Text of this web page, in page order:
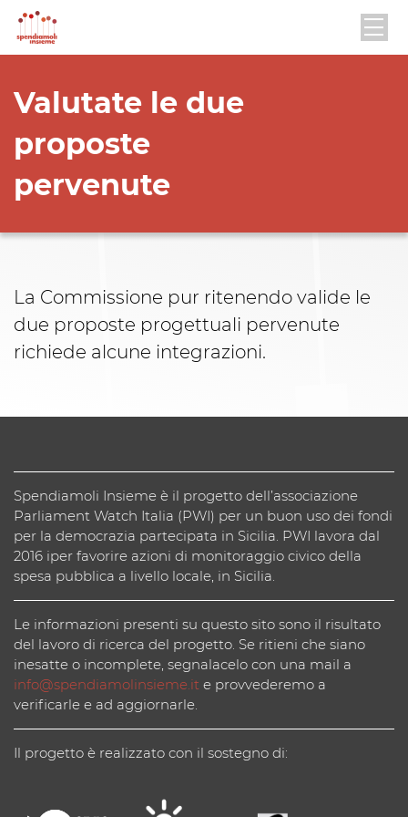
Valutate le due
proposte
pervenute
La Commissione pur ritenendo valide le
due proposte progettuali pervenute
richiede alcune integrazioni.
Spendiamoli Insieme è il progetto dell’associazione
Parliament Watch Italia (PWI) per un buon uso dei fondi
per la democrazia partecipata in Sicilia. PWI lavora dal
2016 iper favorire azioni di monitoraggio civico della
spesa pubblica a livello locale, in Sicilia.
Le informazioni presenti su questo sito sono il risultato
del lavoro di ricerca del progetto. Se ritieni che siano
inesatte o incomplete, segnalacelo con una mail a
info@spendiamolinsieme.it e provvederemo a
verificarle e ad aggiornarle.
Il progetto è realizzato con il sostegno di: